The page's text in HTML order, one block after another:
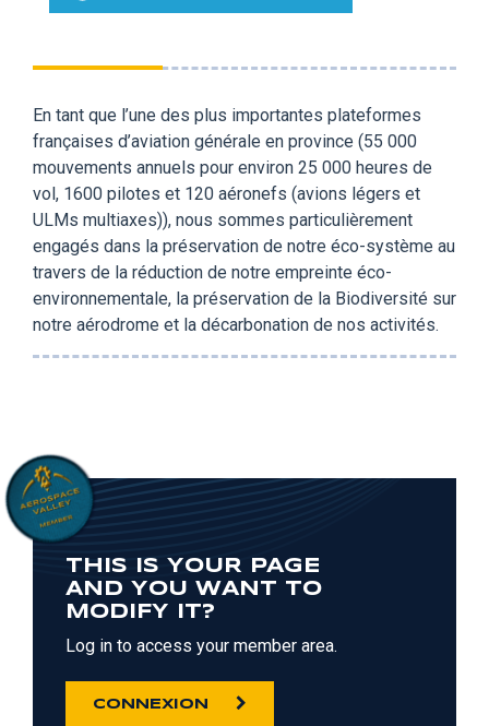
En tant que l’une des plus importantes plateformes
françaises d’aviation générale en province (55 000
mouvements annuels pour environ 25 000 heures de
vol, 1600 pilotes et 120 aéronefs (avions légers et
ULMs multiaxes)), nous sommes particulièrement
engagés dans la préservation de notre éco-système au
travers de la réduction de notre empreinte éco-
environnementale, la préservation de la Biodiversité sur
notre aérodrome et la décarbonation de nos activités.
THIS IS YOUR PAGE
AND YOU WANT TO
MODIFY IT?
Log in to access your member area.
CONNEXION